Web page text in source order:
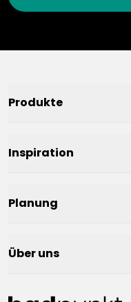
Produkte
Inspiration
Planung
Über uns